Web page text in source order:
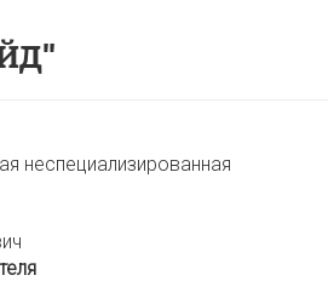
неспециализированная